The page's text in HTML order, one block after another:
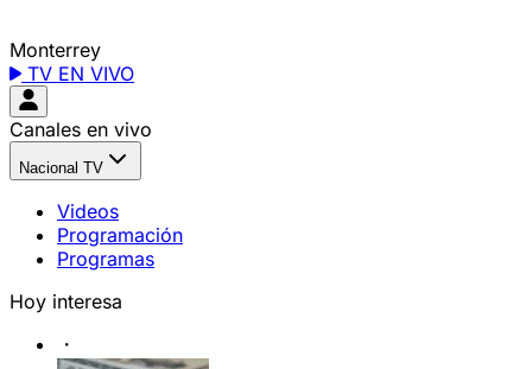
Monterrey
TV EN VIVO
Canales en vivo
Nacional TV
Videos
Programación
Programas
Hoy interesa